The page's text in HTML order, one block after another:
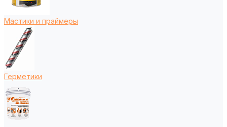
Мастики и праймеры
Герметики